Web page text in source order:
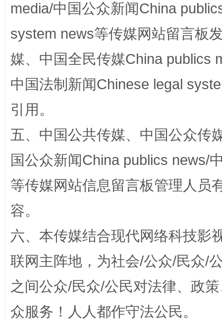
漫山遍野的桃花与雪山、麦地、白藏房 除
media/中国公众新闻China
system news等传媒网站留言板
媒、中国全民传媒China publics
中国法制新闻Chinese legal
引用。
五、中国公共传媒、中国公众传
国公众新闻China publics news/
等传媒网站信息留言板管理人员
容。
六、本传媒结合现代网络科技影
联网主阵地，为社会/公众/民众/
之间公众/民众/公民对法律、政
众服务！人人都作守法公民。